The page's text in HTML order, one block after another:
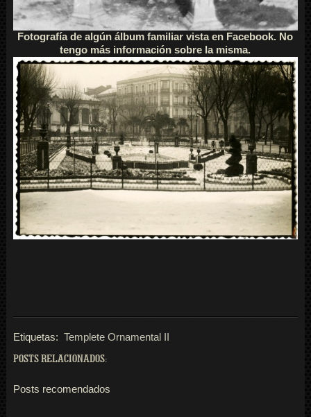
Fotografía de algún álbum familiar vista en Facebook. No
tengo más información sobre la misma.
Etiquetas: Templete Ornamental II
POSTS RELACIONADOS:
Posts recomendados